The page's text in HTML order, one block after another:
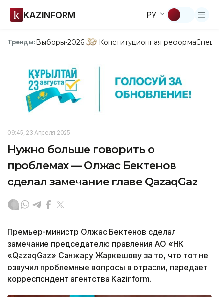
KAZINFORM РУ
Тренды:Выборы-2026 Конституционная реформа
09:45, 23 Апреля 2025
Нужно больше говорить о
проблемах — Олжас Бектенов
сделал замечание главе QazaqGaz
Премьер-министр Олжас Бектенов сделал
замечание председателю правления АО «НК
«QazaqGaz» Санжару Жаркешову за то, что тот не
озвучил проблемные вопросы в отрасли, передает
корреспондент агентства Kazinform.